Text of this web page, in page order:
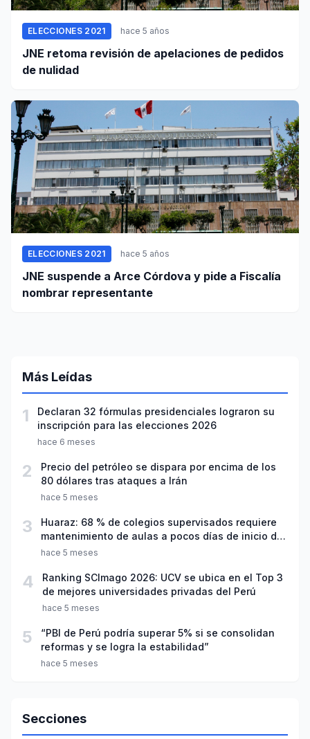
ELECCIONES 2021 hace 5 años
JNE retoma revisión de apelaciones de pedidos
de nulidad
ELECCIONES 2021 hace 5 años
JNE suspende a Arce Córdova y pide a Fiscalía
nombrar representante
Más Leídas
1
Declaran 32 fórmulas presidenciales lograron su
inscripción para las elecciones 2026
hace 6 meses
2
Precio del petróleo se dispara por encima de los
80 dólares tras ataques a Irán
hace 5 meses
3
Huaraz: 68 % de colegios supervisados requiere
mantenimiento de aulas a pocos días de inicio del
año escolar 2026
hace 5 meses
4
Ranking SCImago 2026: UCV se ubica en el Top 3
de mejores universidades privadas del Perú
hace 5 meses
5
“PBI de Perú podría superar 5% si se consolidan
reformas y se logra la estabilidad”
hace 5 meses
Secciones